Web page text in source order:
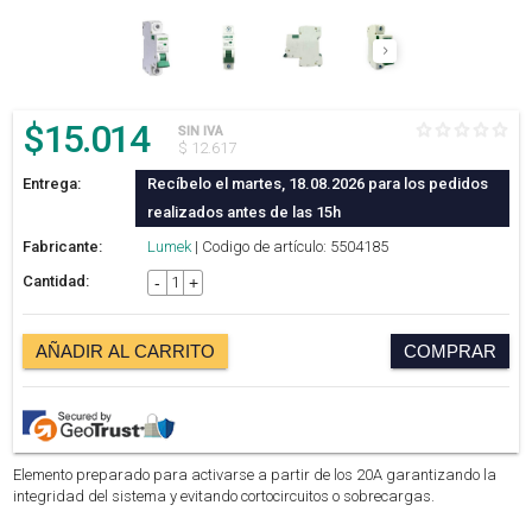
$15.014 SIN IVA
$ 12.617
Entrega:
Recíbelo el martes, 18.08.2026 para los pedidos
realizados antes de las 15h
Fabricante:
Lumek| Codigo de artículo: 5504185
Cantidad:
- +
AÑADIR AL CARRITO COMPRAR
Elemento preparado para activarse a partir de los 20A garantizando la
integridad del sistema y evitando cortocircuitos o sobrecargas.